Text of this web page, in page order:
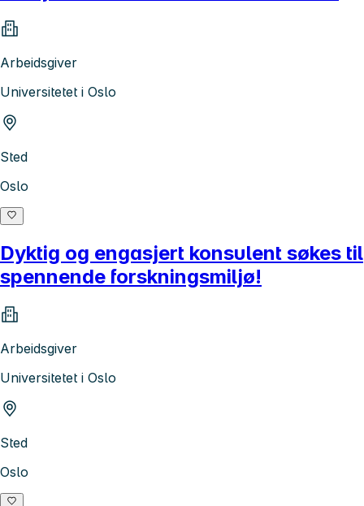
Arbeidsgiver
Universitetet i Oslo
Sted
Oslo
Dyktig og engasjert konsulent søkes til
spennende forskningsmiljø!
Arbeidsgiver
Universitetet i Oslo
Sted
Oslo